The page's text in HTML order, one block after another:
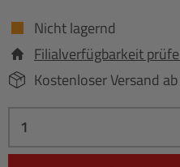
Nicht lagernd
Filialverfügbarkeit
Kostenloser Versand